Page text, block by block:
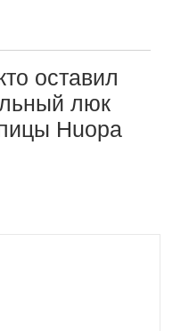
оставил
люк
Huopa